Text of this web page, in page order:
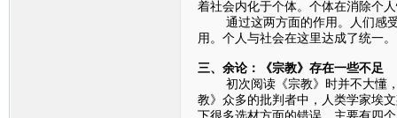
着社会内化于个体。个体在消除个
通过这两方面的作用。人们感受
用。个人与社会在这里达成了统一。
三、余论：《宗教》存在一些不足
初次阅读《宗教》时并不大懂，
教》众多的批判者中，人类学家埃